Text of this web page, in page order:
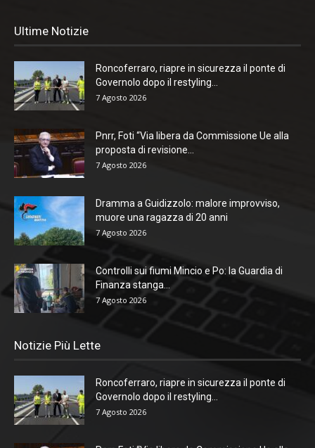
Ultime Notizie
Roncoferraro, riapre in sicurezza il ponte di
Governolo dopo il restyling...
7 Agosto 2026
Pnrr, Foti “Via libera da Commissione Ue alla
proposta di revisione...
7 Agosto 2026
Dramma a Guidizzolo: malore improvviso,
muore una ragazza di 20 anni
7 Agosto 2026
Controlli sui fiumi Mincio e Po: la Guardia di
Finanza stanga...
7 Agosto 2026
Notizie Più Lette
Roncoferraro, riapre in sicurezza il ponte di
Governolo dopo il restyling...
7 Agosto 2026